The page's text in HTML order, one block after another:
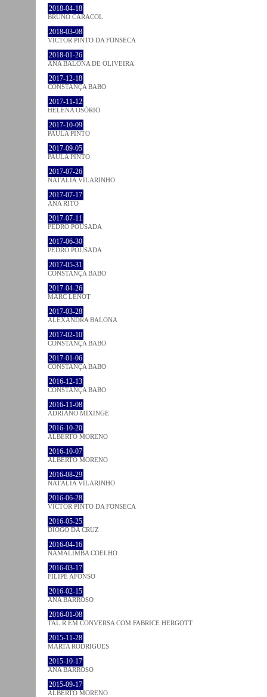
2018-04-18
BRUNO CARACOL
2018-03-08
VICTOR PINTO DA FONSECA
2018-01-26
ANA BALONA DE OLIVEIRA
2017-12-18
CONSTANÇA BABO
2017-11-12
HELENA OSÓRIO
2017-10-09
PAULA PINTO
2017-09-05
PAULA PINTO
2017-07-26
NATÁLIA VILARINHO
2017-07-17
ANA RITO
2017-07-11
PEDRO POUSADA
2017-06-30
PEDRO POUSADA
2017-05-31
CONSTANÇA BABO
2017-04-26
MARC LENOT
2017-03-28
ALEXANDRA BALONA
2017-02-10
CONSTANÇA BABO
2017-01-06
CONSTANÇA BABO
2016-12-13
CONSTANÇA BABO
2016-11-08
ADRIANO MIXINGE
2016-10-20
ALBERTO MORENO
2016-10-07
ALBERTO MORENO
2016-08-29
NATÁLIA VILARINHO
2016-06-28
VICTOR PINTO DA FONSECA
2016-05-25
DIOGO DA CRUZ
2016-04-16
NAMALIMBA COELHO
2016-03-17
FILIPE AFONSO
2016-02-15
ANA BARROSO
2016-01-08
TAL R EM CONVERSA COM FABRICE HERGOTT
2015-11-28
MARTA RODRIGUES
2015-10-17
ANA BARROSO
2015-09-17
ALBERTO MORENO